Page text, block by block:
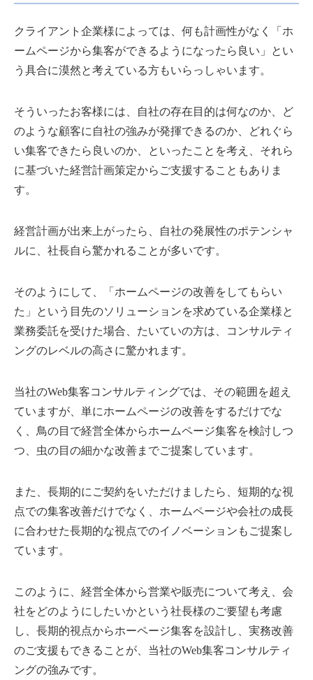
クライアント企業様によっては、何も計画性がなく「ホ
ームページから集客ができるようになったら良い」とい
う具合に漠然と考えている方もいらっしゃいます。
そういったお客様には、自社の存在目的は何なのか、ど
のような顧客に自社の強みが発揮できるのか、どれぐら
い集客できたら良いのか、といったことを考え、それら
に基づいた経営計画策定からご支援することもありま
す。
経営計画が出来上がったら、自社の発展性のポテンシャ
ルに、社長自ら驚かれることが多いです。
そのようにして、「ホームページの改善をしてもらい
た」という目先のソリューションを求めている企業様と
業務委託を受けた場合、たいていの方は、コンサルティ
ングのレベルの高さに驚かれます。
当社のWeb集客コンサルティングでは、その範囲を超え
ていますが、単にホームページの改善をするだけでな
く、鳥の目で経営全体からホームページ集客を検討しつ
つ、虫の目の細かな改善までご提案しています。
また、長期的にご契約をいただけましたら、短期的な視
点での集客改善だけでなく、ホームページや会社の成長
に合わせた長期的な視点でのイノベーションもご提案し
ています。
このように、経営全体から営業や販売について考え、会
社をどのようにしたいかという社長様のご要望も考慮
し、長期的視点からホーページ集客を設計し、実務改善
のご支援もできることが、当社のWeb集客コンサルティ
ングの強みです。